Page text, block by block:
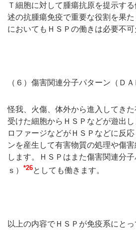
Ｔ細胞に対して腫瘍抗原を提示す
述の抗腫瘍免疫で重要な役割を果
においてもＨＳＰの働きは必要不可
（６）傷害関連分子パターン（Ｄ
怪我、火傷、体外から進入してき
受けた細胞からＨＳＰなどが遊出
ロファージなどがＨＳＰなどに反
ンを産生して有害物質の処理や傷
します。ＨＳＰはまた傷害関連分
ｓ） *26としても働きます。
以上の内容でＨＳＰが免疫系にと